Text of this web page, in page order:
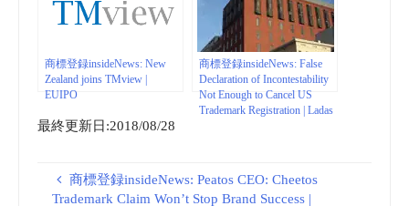
商標登録insideNews: New
Zealand joins TMview |
EUIPO
商標登録insideNews: False
Declaration of Incontestability
Not Enough to Cancel US
Trademark Registration | Ladas
最終更新日:2018/08/28
商標登録insideNews: Peatos CEO: Cheetos
Trademark Claim Won’t Stop Brand Success |